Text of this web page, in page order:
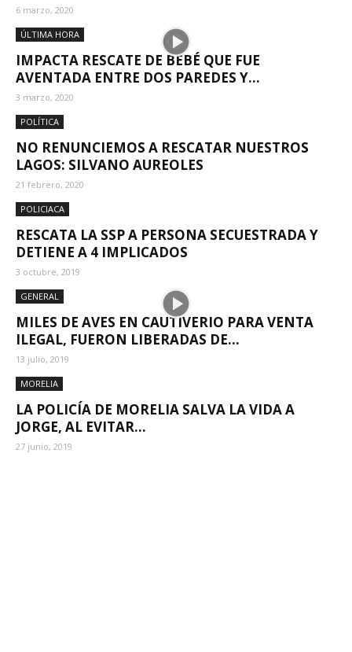
6 marzo, 2020
ÚLTIMA HORA
IMPACTA RESCATE DE BEBÉ QUE FUE
AVENTADA ENTRE DOS PAREDES Y...
3 marzo, 2020
POLÍTICA
NO RENUNCIEMOS A RESCATAR NUESTROS
LAGOS: SILVANO AUREOLES
21 febrero, 2020
POLICIACA
RESCATA LA SSP A PERSONA SECUESTRADA Y
DETIENE A 4 IMPLICADOS
3 octubre, 2019
GENERAL
MILES DE AVES EN CAUTIVERIO PARA VENTA
ILEGAL, FUERON LIBERADAS DE...
13 julio, 2019
MORELIA
LA POLICÍA DE MORELIA SALVA LA VIDA A
JORGE, AL EVITAR...
27 junio, 2019